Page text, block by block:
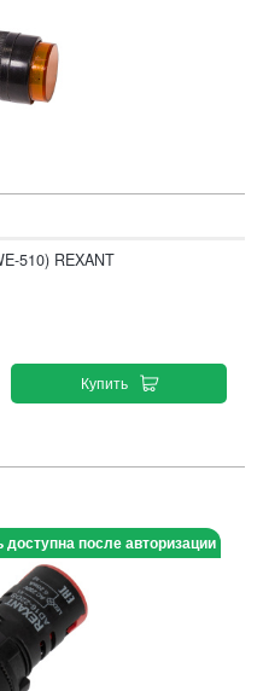
510) REXANT
Купить
доступна после авторизации